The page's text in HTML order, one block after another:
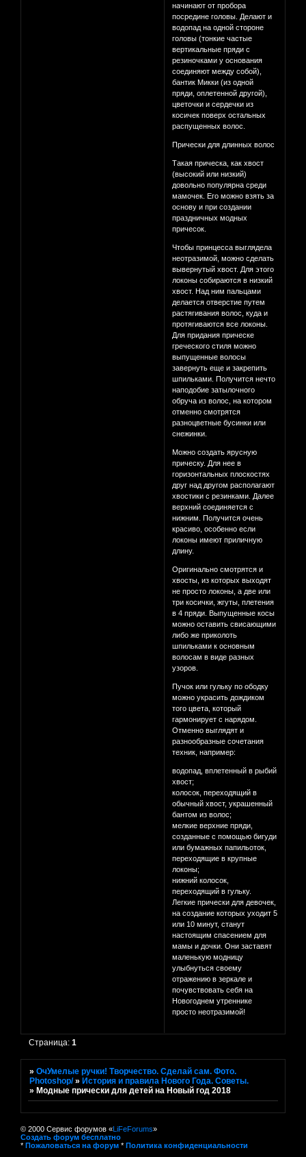
начинают от пробора
посредине головы. Делают и
водопад на одной стороне
головы (тонкие частые
вертикальные пряди с
резиночками у основания
соединяют между собой),
бантик Микки (из одной
пряди, оплетенной другой),
цветочки и сердечки из
косичек поверх остальных
распущенных волос.
Прически для длинных волос
Такая прическа, как хвост
(высокий или низкий)
довольно популярна среди
мамочек. Его можно взять за
основу и при создании
праздничных модных
причесок.
Чтобы принцесса выглядела
неотразимой, можно сделать
вывернутый хвост. Для этого
локоны собираются в низкий
хвост. Над ним пальцами
делается отверстие путем
растягивания волос, куда и
протягиваются все локоны.
Для придания прическе
греческого стиля можно
выпущенные волосы
завернуть еще и закрепить
шпильками. Получится нечто
наподобие затылочного
обруча из волос, на котором
отменно смотрятся
разноцветные бусинки или
снежинки.
Можно создать ярусную
прическу. Для нее в
горизонтальных плоскостях
друг над другом располагают
хвостики с резинками. Далее
верхний соединяется с
нижним. Получится очень
красиво, особенно если
локоны имеют приличную
длину.
Оригинально смотрятся и
хвосты, из которых выходят
не просто локоны, а две или
три косички, жгуты, плетения
в 4 пряди. Выпущенные косы
можно оставить свисающими
либо же приколоть
шпильками к основным
волосам в виде разных
узоров.
Пучок или гульку по ободку
можно украсить дождиком
того цвета, который
гармонирует с нарядом.
Отменно выглядят и
разнообразные сочетания
техник, например:
водопад, вплетенный в рыбий
хвост;
колосок, переходящий в
обычный хвост, украшенный
бантом из волос;
мелкие верхние пряди,
созданные с помощью бигуди
или бумажных папильоток,
переходящие в крупные
локоны;
нижний колосок,
переходящий в гульку.
Легкие прически для девочек,
на создание которых уходит 5
или 10 минут, станут
настоящим спасением для
мамы и дочки. Они заставят
маленькую модницу
улыбнуться своему
отражению в зеркале и
почувствовать себя на
Новогоднем утреннике
просто неотразимой!
Страница:1
»ОчУмелые ручки! Творчество. Сделай сам. Фото.
Photoshop/ »История и правила Нового Года. Советы.
»Модные прически для детей на Новый год 2018
© 2000 Сервис форумов «LiFeForums»
Создать форум бесплатно
* Пожаловаться на форум * Политика конфиденциальности